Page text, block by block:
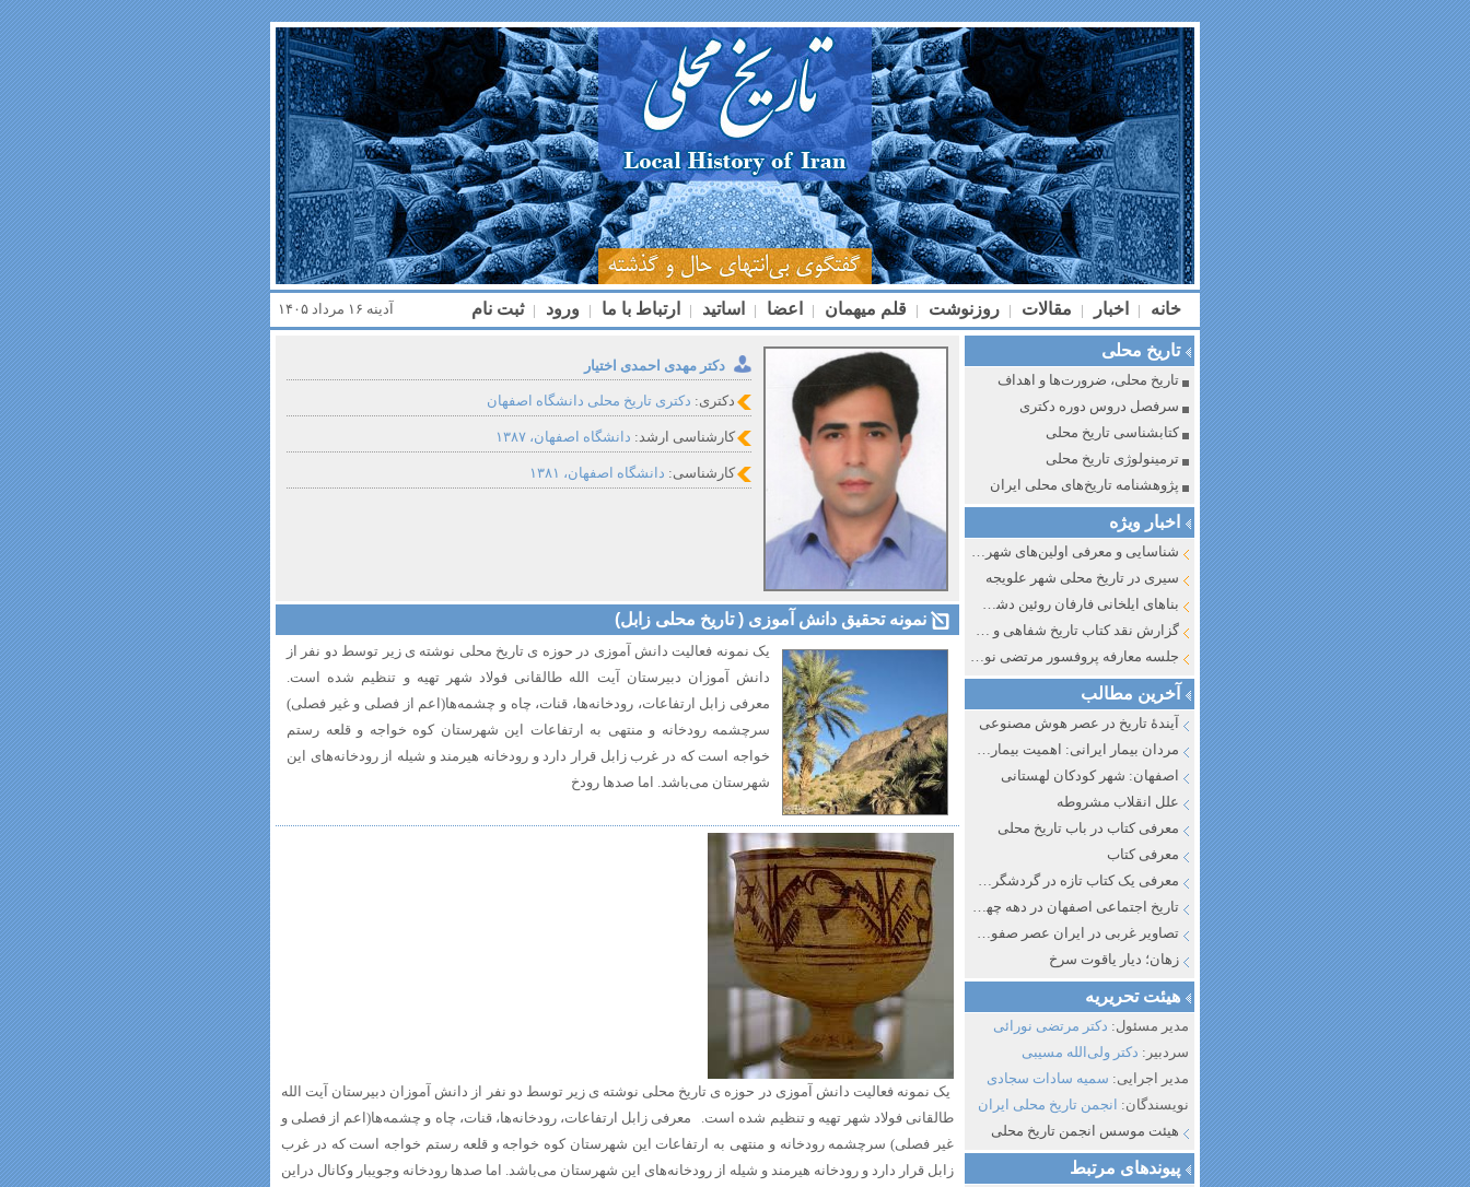
خانه | اخبار | مقالات | روزنوشت | قلم میهمان | اعضا | اساتید | ارتباط با ما | ورود | ثبت نام آدینه ۱۶ مرداد ۱۴۰۵
تاریخ محلی
تاریخ محلی، ضرورت‌ها و اهداف
سرفصل دروس دوره دکتری
کتابشناسی تاریخ محلی
ترمینولوژی تاریخ محلی
پژوهشنامه تاریخ‌های محلی ایران
اخبار ویژه
شناسایی و معرفی اولین‌های شهر مشهد
سیری در تاریخ محلی شهر علویجه
بناهای ایلخانی فارفان روئین دشت اصفهان
گزارش نقد کتاب تاریخ شفاهی و جایگاه آن در تاریخ نگاری معاصر ایران ۱۳۸۵-۱۳۵۸
جلسه معارفه پروفسور مرتضی نورائی در دپارتمان شرق‌شناسی دانشگاه صوفیا، بلغارستان
آخرین مطالب
آیندهٔ تاریخ در عصر هوش مصنوعی
مردان بیمار ایرانی: اهمیت بیماری به عنوان عاملی در تفسیر تاریخ سیاسی ایران جدید
اصفهان: شهر کودکان لهستانی
علل انقلاب مشروطه
معرفی کتاب در باب تاریخ محلی
معرفی کتاب
معرفی یک کتاب تازه در گردشگری اصفهان
تاریخ اجتماعی اصفهان در دهه چهل و پنجاه از نگاه طنز نوروز جمشاد
تصاویر غربی در ایران عصر صفوی و قاجار
زهان؛ دیار یاقوت سرخ
هیئت تحریریه
مدیر مسئول: دکتر مرتضی نورائی
سردبیر: دکتر ولی‌الله مسیبی
مدیر اجرایی: سمیه سادات سجادی
نویسندگان: انجمن تاریخ محلی ایران
هیئت موسس انجمن تاریخ محلی
پیوند‌های مرتبط
دکتر مهدی احمدی اختیار
دکتری: دکتری تاریخ محلی دانشگاه اصفهان
کارشناسی ارشد: دانشگاه اصفهان، ۱۳۸۷
کارشناسی: دانشگاه اصفهان، ۱۳۸۱
نمونه تحقیق دانش آموزی ( تاریخ محلی زابل)
یک نمونه فعالیت دانش آموزی در حوزه ی تاریخ محلی نوشته ی زیر توسط دو نفر از
دانش آموزان دبیرستان آیت الله طالقانی فولاد شهر تهیه و تنظیم شده است.
معرفی زابل ارتفاعات، رودخانه‌ها، قنات، چاه و چشمه‌ها(اعم از فصلی و غیر فصلی)
سرچشمه رودخانه و منتهی به ارتفاعات این شهرستان کوه خواجه و قلعه رستم
خواجه است که در غرب زابل قرار دارد و رودخانه هیرمند و شیله از رودخانه‌های این
شهرستان می‌باشد. اما صدها رودخ
یک نمونه فعالیت دانش آموزی در حوزه ی تاریخ محلی نوشته ی زیر توسط دو نفر از دانش آموزان دبیرستان آیت الله
طالقانی فولاد شهر تهیه و تنظیم شده است. معرفی زابل ارتفاعات، رودخانه‌ها، قنات، چاه و چشمه‌ها(اعم از فصلی و
غیر فصلی) سرچشمه رودخانه و منتهی به ارتفاعات این شهرستان کوه خواجه و قلعه رستم خواجه است که در غرب
زابل قرار دارد و رودخانه هیرمند و شیله از رودخانه‌های این شهرستان می‌باشد. اما صدها رودخانه وجویبار وکانال دراین